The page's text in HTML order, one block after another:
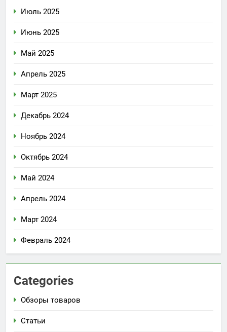
Июль 2025
Июнь 2025
Май 2025
Апрель 2025
Март 2025
Декабрь 2024
Ноябрь 2024
Октябрь 2024
Май 2024
Апрель 2024
Март 2024
Февраль 2024
Categories
Обзоры товаров
Статьи